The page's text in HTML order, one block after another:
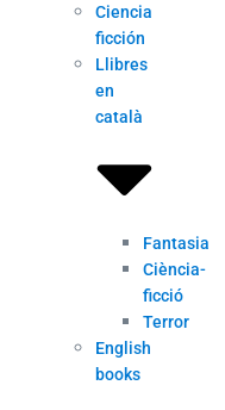
Ciencia
ficción
Llibres
en
català
Fantasia
Ciència-
ficció
Terror
English
books